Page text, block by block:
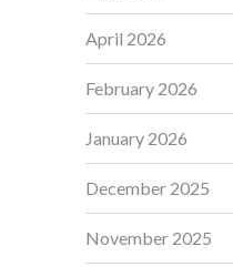
April 2026
February 2026
January 2026
December 2025
November 2025